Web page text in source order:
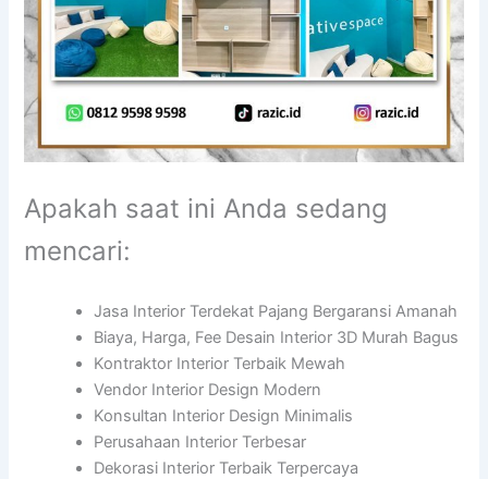
Apakah saat ini Anda sedang
mencari:
Jasa Interior Terdekat Pajang Bergaransi Amanah
Biaya, Harga, Fee Desain Interior 3D Murah Bagus
Kontraktor Interior Terbaik Mewah
Vendor Interior Design Modern
Konsultan Interior Design Minimalis
Perusahaan Interior Terbesar
Dekorasi Interior Terbaik Terpercaya